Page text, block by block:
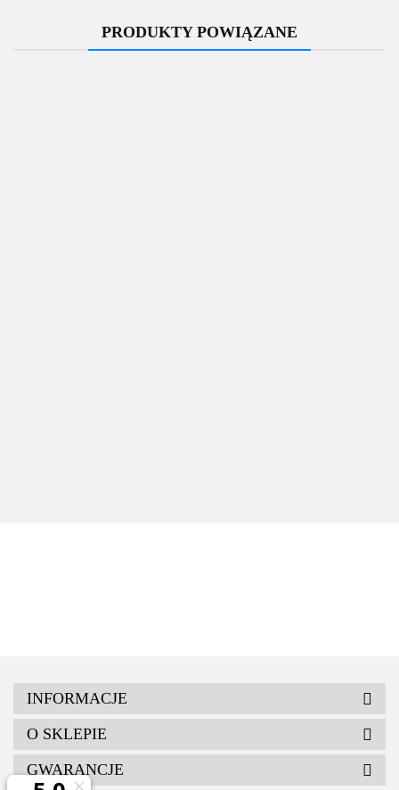
PRODUKTY POWIĄZANE
INFORMACJE
O SKLEPIE
GWARANCJE